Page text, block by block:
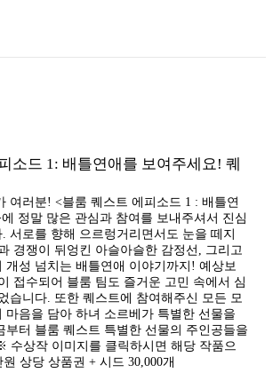
소드 1: 배틀연애를 보여주세요! 퀘
여러분! <블룸 퀘스트 에피소드 1 : 배틀연
정말 많은 관심과 참여를 보내주셔서 진심
서로를 향해 으르렁거리면서도 눈을 떼지
경쟁이 뒤엉킨 아슬아슬한 감정선, 그리고
개성 넘치는 배틀연애 이야기까지! 예상보
접수되어 블룸 팀도 즐거운 고민 속에서 심
습니다. 또한 퀘스트에 참여해주신 모든 모
마음을 담아 하녀 소르베가 특별한 선물을
부터 블룸 퀘스트 특별한 선물의 주인공들을
수상작 이미지를 클릭하시면 해당 작품으
상당 상품권 + 시드 30,000개